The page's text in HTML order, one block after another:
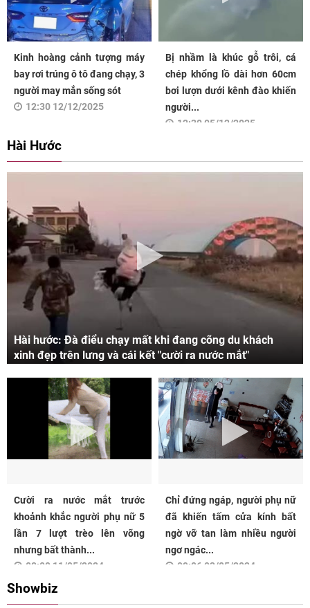
Kinh hoàng cảnh tượng máy
bay rơi trúng ô tô đang chạy, 3
người may mắn sống sót
12:30 12/12/2025
Bị nhầm là khúc gỗ trôi, cá
chép khổng lồ dài hơn 60cm
bơi lượn dưới kênh đào khiến
người...
12:30 05/12/2025
Hài Hước
Hài hước: Đà điểu chạy mất khi đang cõng du khách
xinh đẹp trên lưng và cái kết "cười ra nước mắt"
Cười ra nước mắt trước
khoảnh khắc người phụ nữ 5
lần 7 lượt trèo lên võng
nhưng bất thành...
08:00 11/05/2024
Chỉ đứng ngáp, người phụ nữ
đã khiến tấm cửa kính bất
ngờ vỡ tan làm nhiều người
ngơ ngác...
09:06 03/05/2024
Showbiz